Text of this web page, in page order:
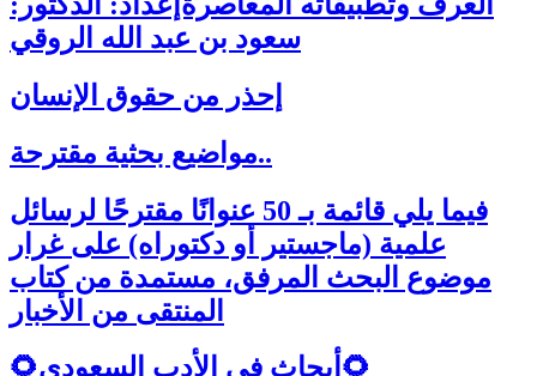
سعود بن عبد الله الروقي
إحذر من حقوق الإنسان
مواضيع بحثية مقترحة..
فيما يلي قائمة بـ 50 عنوانًا مقترحًا لرسائل
علمية (ماجستير أو دكتوراه) على غرار
موضوع البحث المرفق، مستمدة من كتاب
المنتقى من الأخبار
🌻أبحاث في الأدب السعودي🌻